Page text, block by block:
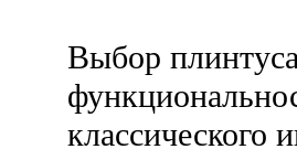
Выбор
классического